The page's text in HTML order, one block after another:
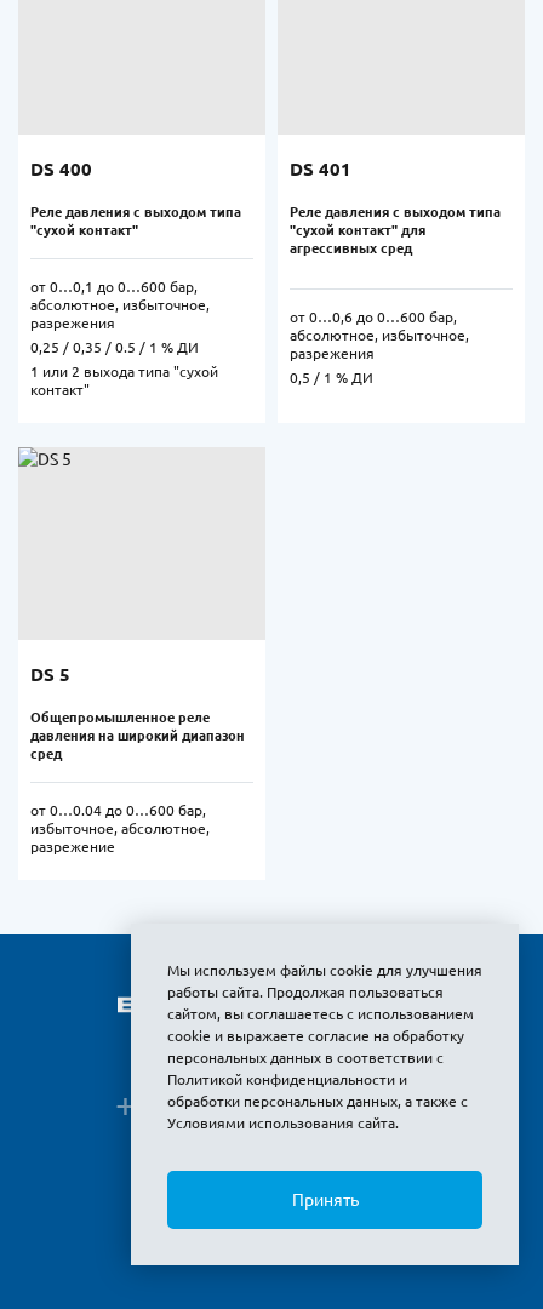
DS 400
Реле давления с выходом типа
"сухой контакт"
от 0…0,1 до 0…600 бар,
абсолютное, избыточное,
разрежения
0,25 / 0,35 / 0.5 / 1 % ДИ
1 или 2 выхода типа "сухой
контакт"
DS 401
Реле давления с выходом типа
"сухой контакт" для
агрессивных сред
от 0…0,6 до 0…600 бар,
абсолютное, избыточное,
разрежения
0,5 / 1 % ДИ
DS 5
Общепромышленное реле
давления на широкий диапазон
сред
от 0…0.04 до 0…600 бар,
избыточное, абсолютное,
разрежение
+7 (495) 380- Показать
Бесплатный звонок по РФ
Мы используем файлы cookie для улучшения
работы сайта. Продолжая пользоваться
сайтом, вы соглашаетесь с использованием
cookie и выражаете согласие на обработку
персональных данных в соответствии с
Политикой конфиденциальности и
обработки персональных данных , а также с
Условиями использования сайта
Принять